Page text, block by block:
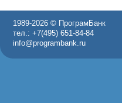
1989-2026 © ПрограмБанк
тел.: +7(495) 651-84-84
info@programbank.ru